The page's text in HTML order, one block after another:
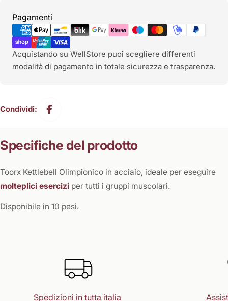
Pagamenti
Metodi
di
pagamento
Acquistando su WellStore puoi scegliere differenti
modalità di pagamento in totale sicurezza e trasparenza.
Condividi:
Specifiche del prodotto
Toorx Kettlebell Olimpionico in acciaio, ideale per eseguire
molteplici esercizi per tutti i gruppi muscolari.
Disponibile in 10 pesi.
Spedizioni in tutta italia